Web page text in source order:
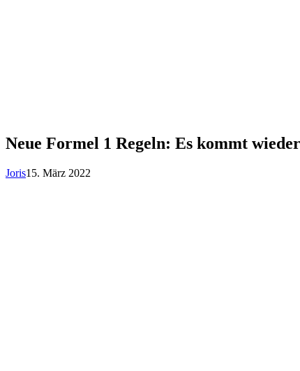
Neue Formel 1 Regeln: Es kommt
Joris15. März 2022